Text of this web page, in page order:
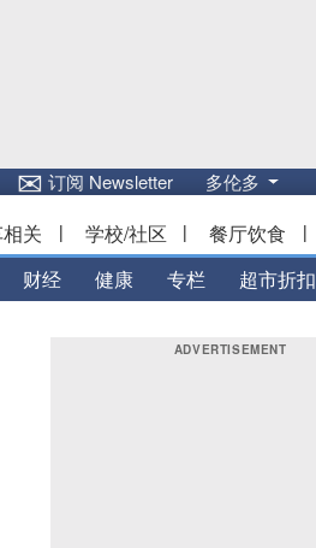
✉订阅 Newsletter 多伦多
关 | 学校/社区 | 餐厅饮食 |
财经 健康 专栏 超市折扣